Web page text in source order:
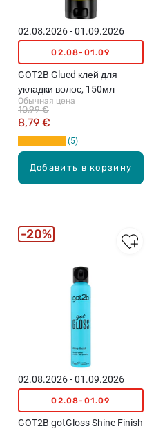
Добавить в корзину
02.08.2026 - 01.09.2026
02.08-01.09
GOT2B Glued клей для
укладки волос, 150мл
Обычная цена
8,79 €
10,99 €
5
02.08.2026 - 01.09.2026
02.08-01.09
GOT2B gotGloss Shine Finish
20%